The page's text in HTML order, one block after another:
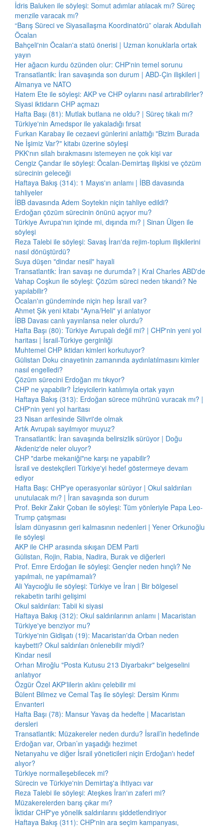
İdris Baluken ile söyleşi: Somut adımlar atılacak mı? Süreç
menzile varacak mı?
“Barış Süreci ve Siyasallaşma Koordinatörü” olarak Abdullah
Öcalan
Bahçeli'nin Öcalan'a statü önerisi | Uzman konuklarla ortak
yayın
Her ağacın kurdu özünden olur: CHP'nin temel sorunu
Transatlantik: İran savaşında son durum | ABD-Çin ilişkileri |
Almanya ve NATO
Hatem Ete ile söyleşi: AKP ve CHP oylarını nasıl artırabilirler?
Siyasi iktidarın CHP açmazı
Hafta Başı (81): Mutlak butlana ne oldu? | Süreç tıkalı mı?
Türkiye'nin Amedspor ile yakaladığı fırsat
Furkan Karabay ile cezaevi günlerini anlattığı "Bizim Burada
Ne İşimiz Var?" kitabı üzerine söyleşi
PKK'nın silah bırakmasını istemeyen ne çok kişi var
Cengiz Çandar ile söyleşi: Öcalan-Demirtaş ilişkisi ve çözüm
sürecinin geleceği
Haftaya Bakış (314): 1 Mayıs'ın anlamı | İBB davasında
tahliyeler
İBB davasında Adem Soytekin niçin tahliye edildi?
Erdoğan çözüm sürecinin önünü açıyor mu?
Türkiye Avrupa'nın içinde mi, dışında mı? | Sinan Ülgen ile
söyleşi
Reza Talebi ile söyleşi: Savaş İran'da rejim-toplum ilişkilerini
nasıl dönüştürdü?
Suya düşen "dindar nesil" hayali
Transatlantik: İran savaşı ne durumda? | Kral Charles ABD'de
Vahap Coşkun ile söyleşi: Çözüm süreci neden tıkandı? Ne
yapılabilir?
Öcalan'ın gündeminde niçin hep İsrail var?
Ahmet Şık yeni kitabı "Ayna/Heli" yi anlatıyor
İBB Davası canlı yayınlansa neler olurdu?
Hafta Başı (80): Türkiye Avrupalı değil mi? | CHP'nin yeni yol
haritası | İsrail-Türkiye gerginliği
Muhtemel CHP iktidarı kimleri korkutuyor?
Gülistan Doku cinayetinin zamanında aydınlatılmasını kimler
nasıl engelledi?
Çözüm sürecini Erdoğan mı tıkıyor?
CHP ne yapabilir? İzleyicilerin katılımıyla ortak yayın
Haftaya Bakış (313): Erdoğan sürece mührünü vuracak mı? |
CHP'nin yeni yol haritası
23 Nisan arifesinde Silivri'de olmak
Artık Avrupalı sayılmıyor muyuz?
Transatlantik: İran savaşında belirsizlik sürüyor | Doğu
Akdeniz'de neler oluyor?
CHP "darbe mekaniği"ne karşı ne yapabilir?
İsrail ve destekçileri Türkiye'yi hedef göstermeye devam
ediyor
Hafta Başı: CHP'ye operasyonlar sürüyor | Okul saldırıları
unutulacak mı? | İran savaşında son durum
Prof. Bekir Zakir Çoban ile söyleşi: Tüm yönleriyle Papa Leo-
Trump çatışması
İslam dünyasının geri kalmasının nedenleri | Yener Orkunoğlu
ile söyleşi
AKP ile CHP arasında sıkışan DEM Parti
Gülistan, Rojin, Rabia, Nadira, Burak ve diğerleri
Prof. Emre Erdoğan ile söyleşi: Gençler neden hınçlı? Ne
yapılmalı, ne yapılmamalı?
Ali Yaycıoğlu ile söyleşi: Türkiye ve İran | Bir bölgesel
rekabetin tarihi gelişimi
Okul saldırıları: Tabii ki siyasi
Haftaya Bakış (312): Okul saldırılarının anlamı | Macaristan
Türkiye'ye benziyor mu?
Türkiye'nin Gidişatı (19): Macaristan'da Orban neden
kaybetti? Okul saldırıları önlenebilir miydi?
Kindar nesil
Orhan Miroğlu "Posta Kutusu 213 Diyarbakır" belgeselini
anlatıyor
Özgür Özel AKP'lilerin aklını çelebilir mi
Bülent Bilmez ve Cemal Taş ile söyleşi: Dersim Kırımı
Envanteri
Hafta Başı (78): Mansur Yavaş da hedefte | Macaristan
dersleri
Transatlantik: Müzakereler neden durdu? İsrail’in hedefinde
Erdoğan var, Orban’ın yaşadığı hezimet
Netanyahu ve diğer İsrail yöneticileri niçin Erdoğan'ı hedef
alıyor?
Türkiye normalleşebilecek mi?
Sürecin ve Türkiye'nin Demirtaş'a ihtiyacı var
Reza Talebi ile söyleşi: Ateşkes İran'ın zaferi mi?
Müzakerelerden barış çıkar mı?
İktidar CHP'ye yönelik saldırılarını şiddetlendiriyor
Haftaya Bakış (311): CHP'nin ara seçim kampanyası,